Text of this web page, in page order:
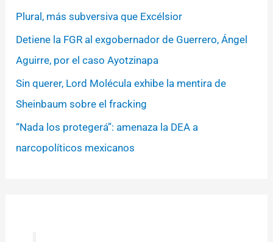
Plural, más subversiva que Excélsior
Detiene la FGR al exgobernador de Guerrero, Ángel
Aguirre, por el caso Ayotzinapa
Sin querer, Lord Molécula exhibe la mentira de
Sheinbaum sobre el fracking
“Nada los protegerá”: amenaza la DEA a
narcopolíticos mexicanos